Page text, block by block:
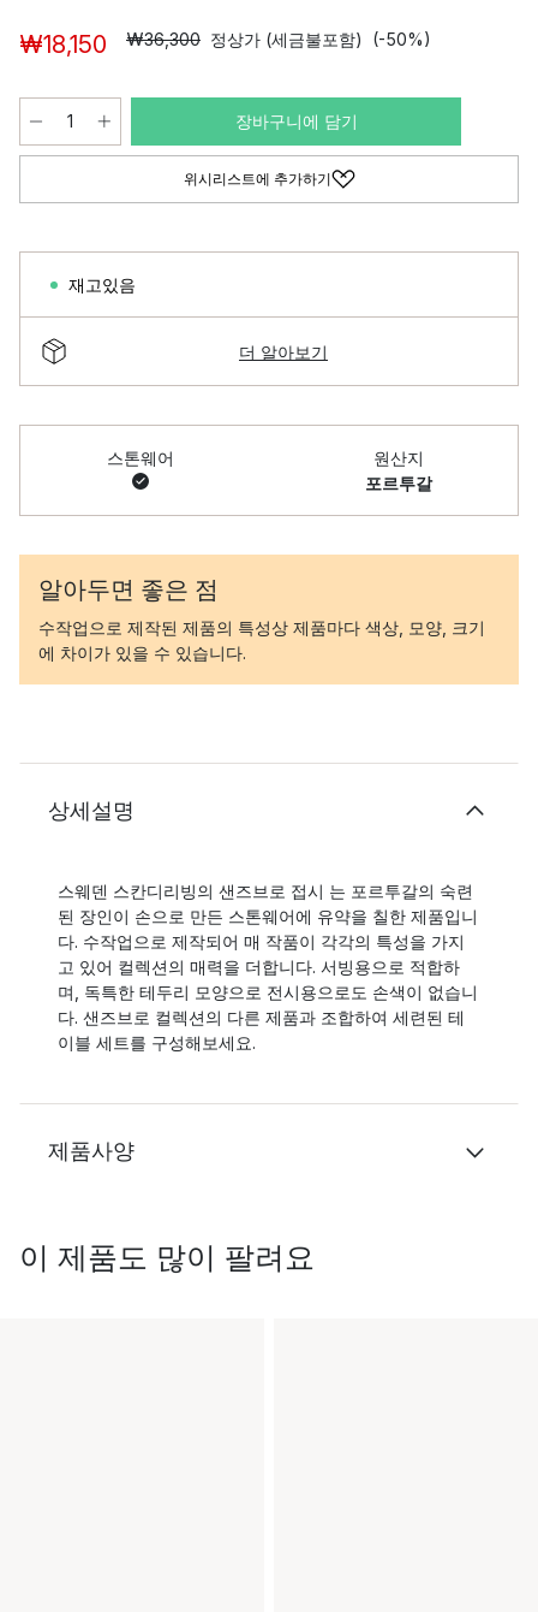
₩18,150 ₩36,300 정상가 (세금불포함) (-50%)
장바구니에 담기
위시리스트에 추가하기
재고있음
더 알아보기
스톤웨어
원산지
포르투갈
알아두면 좋은 점
수작업으로 제작된 제품의 특성상 제품마다 색상, 모양, 크기
에 차이가 있을 수 있습니다.
상세설명
스웨덴 스칸디리빙의 샌즈브로 접시 는 포르투갈의 숙련
된 장인이 손으로 만든 스톤웨어에 유약을 칠한 제품입니
다. 수작업으로 제작되어 매 작품이 각각의 특성을 가지
고 있어 컬렉션의 매력을 더합니다. 서빙용으로 적합하
며, 독특한 테두리 모양으로 전시용으로도 손색이 없습니
다. 샌즈브로 컬렉션의 다른 제품과 조합하여 세련된 테
이블 세트를 구성해보세요.
제품사양
이 제품도 많이 팔려요